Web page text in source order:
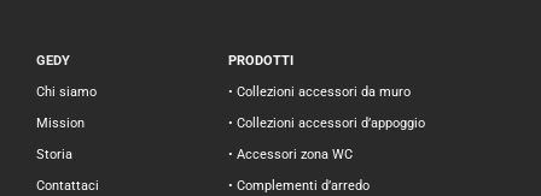
GEDY
Chi siamo
Mission
Storia
Contattaci
PRODOTTI
• Collezioni accessori da muro
• Collezioni accessori d’appoggio
• Accessori zona WC
• Complementi d’arredo